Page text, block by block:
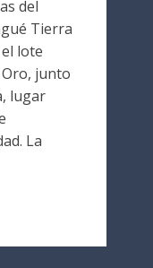
del
Tierra
lote
junto
lugar
La